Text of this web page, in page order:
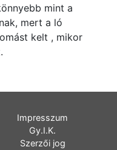
mint a
mert a ló
kelt , mikor
Impresszum
Gy.I.K.
Szerzői jog